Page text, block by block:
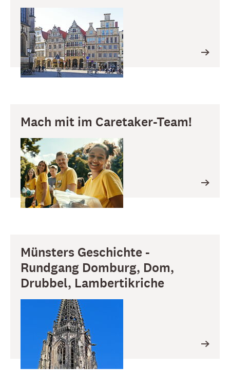
Mach mit im Caretaker-Team!
Münsters Geschichte -
Rundgang Domburg, Dom,
Drubbel, Lambertikriche